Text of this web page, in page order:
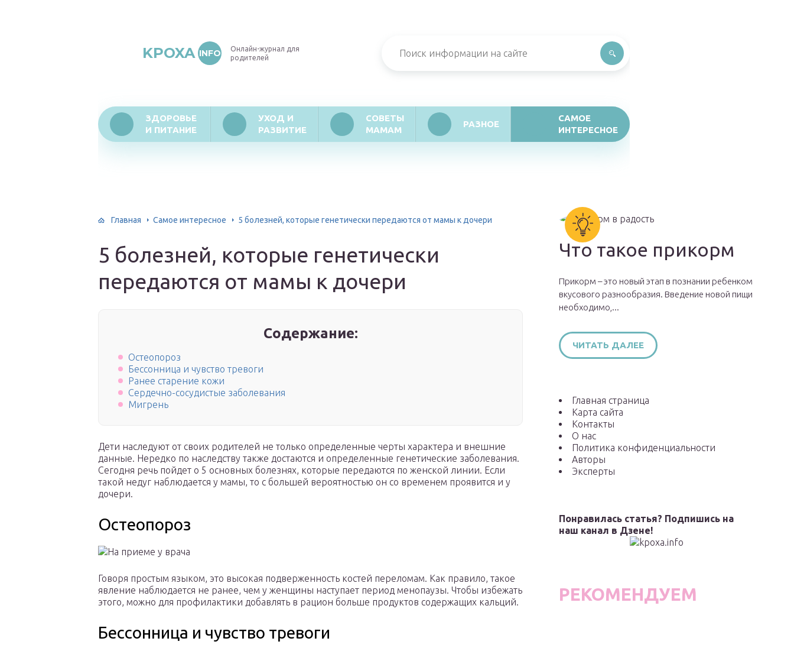
KPOXA INFO
Онлайн-журнал для
родителей
ЗДОРОВЬЕ
И ПИТАНИЕ
УХОД И
РАЗВИТИЕ
СОВЕТЫ
МАМАМ
РАЗНОЕ
САМОЕ
ИНТЕРЕСНОЕ
Главная Самое интересное 5 болезней, которые генетически передаются от мамы к дочери
5 болезней, которые генетически
передаются от мамы к дочери
Содержание:
Остеопороз
Бессонница и чувство тревоги
Ранее старение кожи
Сердечно-сосудистые заболевания
Мигрень
Дети наследуют от своих родителей не только определенные черты характера и внешние
данные. Нередко по наследству также достаются и определенные генетические заболевания.
Сегодня речь пойдет о 5 основных болезнях, которые передаются по женской линии. Если
такой недуг наблюдается у мамы, то с большей вероятностью он со временем проявится и у
дочери.
Остеопороз
Говоря простым языком, это высокая подверженность костей переломам. Как правило, такое
явление наблюдается не ранее, чем у женщины наступает период менопаузы. Чтобы избежать
этого, можно для профилактики добавлять в рацион больше продуктов содержащих кальций.
Бессонница и чувство тревоги
Что такое прикорм
Прикорм – это новый этап в познании ребенком
вкусового разнообразия. Введение новой пищи
необходимо,...
ЧИТАТЬ ДАЛЕЕ
Главная страница
Карта сайта
Контакты
О нас
Политика конфиденциальности
Авторы
Эксперты
Понравилась статья? Подпишись на
наш канал в Дзене!
РЕКОМЕНДУЕМ